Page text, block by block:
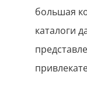
большая
каталоги